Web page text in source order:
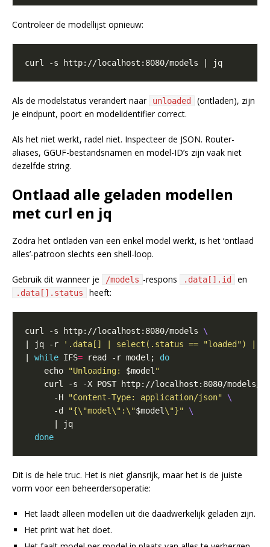
Controleer de modellijst opnieuw:
Als de modelstatus verandert naar unloaded
(ontladen), zijn
je eindpunt, poort en modelidentifier correct.
Als het niet werkt, radel niet. Inspecteer de JSON. Router-
aliases, GGUF-bestandsnamen en model-ID’s zijn vaak niet
dezelfde string.
Ontlaad alle geladen modellen
met curl en jq
Zodra het ontladen van een enkel model werkt, is het ‘ontlaad
alles’-patroon slechts een shell-loop.
Gebruik dit wanneer je /models -respons .data[].id en
.data[].status heeft:
curl -s http://localhost:8080/models
| jq -r
'.data[] | select(.status == "loaded") |
while IFS= read -r model; do
    echo
"Unloading: $model"
curl -s -X POST http://localhost:8080/models/
      -H
"Content-Type: application/json"
      -d
"{\"model\":\"$model\"}"
done
Dit is de hele truc. Het is niet glansrijk, maar het is de juiste
vorm voor een beheerdersoperatie:
Het laadt alleen modellen uit die daadwerkelijk geladen zijn.
Het print wat het doet.